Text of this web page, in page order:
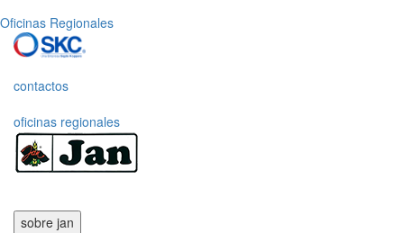
Oficinas Regionales
contactos
oficinas regionales
sobre jan